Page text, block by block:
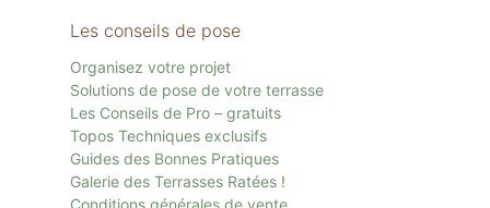
Les conseils de pose
Organisez votre projet
Solutions de pose de votre terrasse
Les Conseils de Pro – gratuits
Topos Techniques exclusifs
Guides des Bonnes Pratiques
Galerie des Terrasses Ratées !